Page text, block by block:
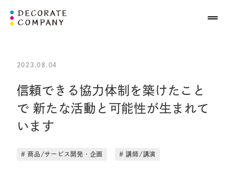
2023.08.04
信頼できる協力体制を築けたこと
で 新たな活動と可能性が生まれて
います
# 商品/サービス開発・企画 # 講師/講演